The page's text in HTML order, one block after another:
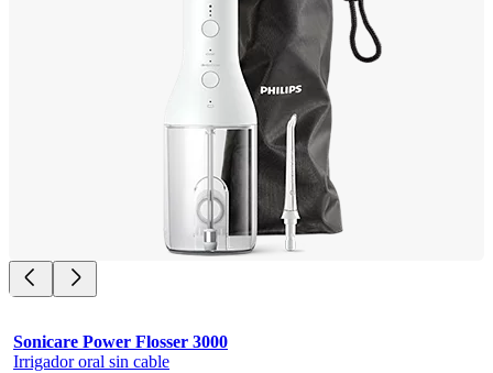
Sonicare Power Flosser 3000
Irrigador oral sin cable